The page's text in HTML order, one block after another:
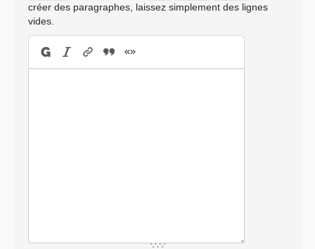
créer des paragraphes, laissez simplement des lignes
vides.